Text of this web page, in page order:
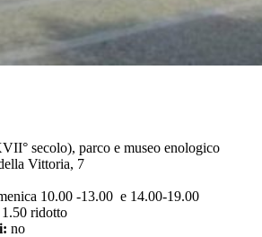
secolo), parco e museo enologico
Vittoria, 7
10.00 -13.00 e 14.00-19.00
ridotto
no